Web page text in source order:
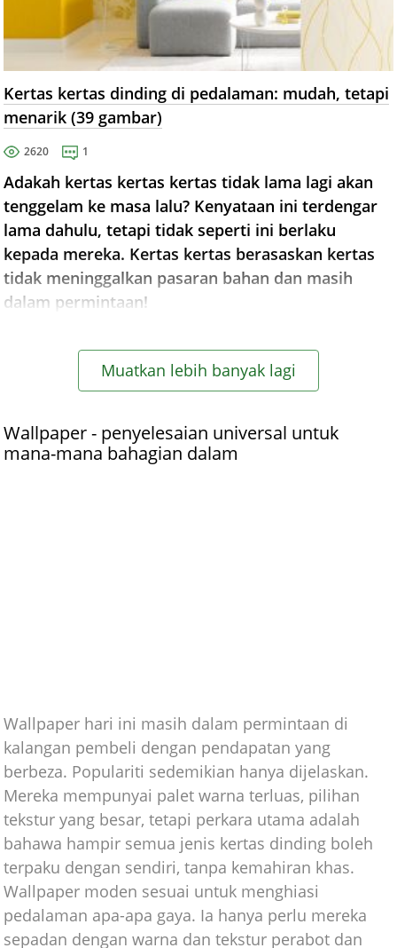
Kertas kertas dinding di pedalaman: mudah, tetapi
menarik (39 gambar)
2620 1
Adakah kertas kertas kertas tidak lama lagi akan
tenggelam ke masa lalu? Kenyataan ini terdengar
lama dahulu, tetapi tidak seperti ini berlaku
kepada mereka. Kertas kertas berasaskan kertas
tidak meninggalkan pasaran bahan dan masih
dalam permintaan!
Muatkan lebih banyak lagi
Wallpaper - penyelesaian universal untuk
mana-mana bahagian dalam
Wallpaper hari ini masih dalam permintaan di
kalangan pembeli dengan pendapatan yang
berbeza. Populariti sedemikian hanya dijelaskan.
Mereka mempunyai palet warna terluas, pilihan
tekstur yang besar, tetapi perkara utama adalah
bahawa hampir semua jenis kertas dinding boleh
terpaku dengan sendiri, tanpa kemahiran khas.
Wallpaper moden sesuai untuk menghiasi
pedalaman apa-apa gaya. Ia hanya perlu mereka
sepadan dengan warna dan tekstur perabot dan